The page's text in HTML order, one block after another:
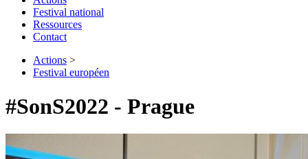
Festival national
Ressources
Contact
Actions >
Festival européen
#SonS2022 - Prague